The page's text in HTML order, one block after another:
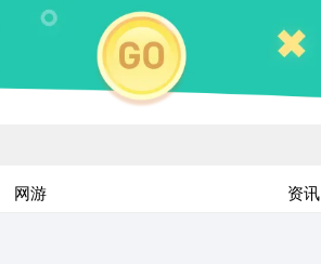
网游 资讯